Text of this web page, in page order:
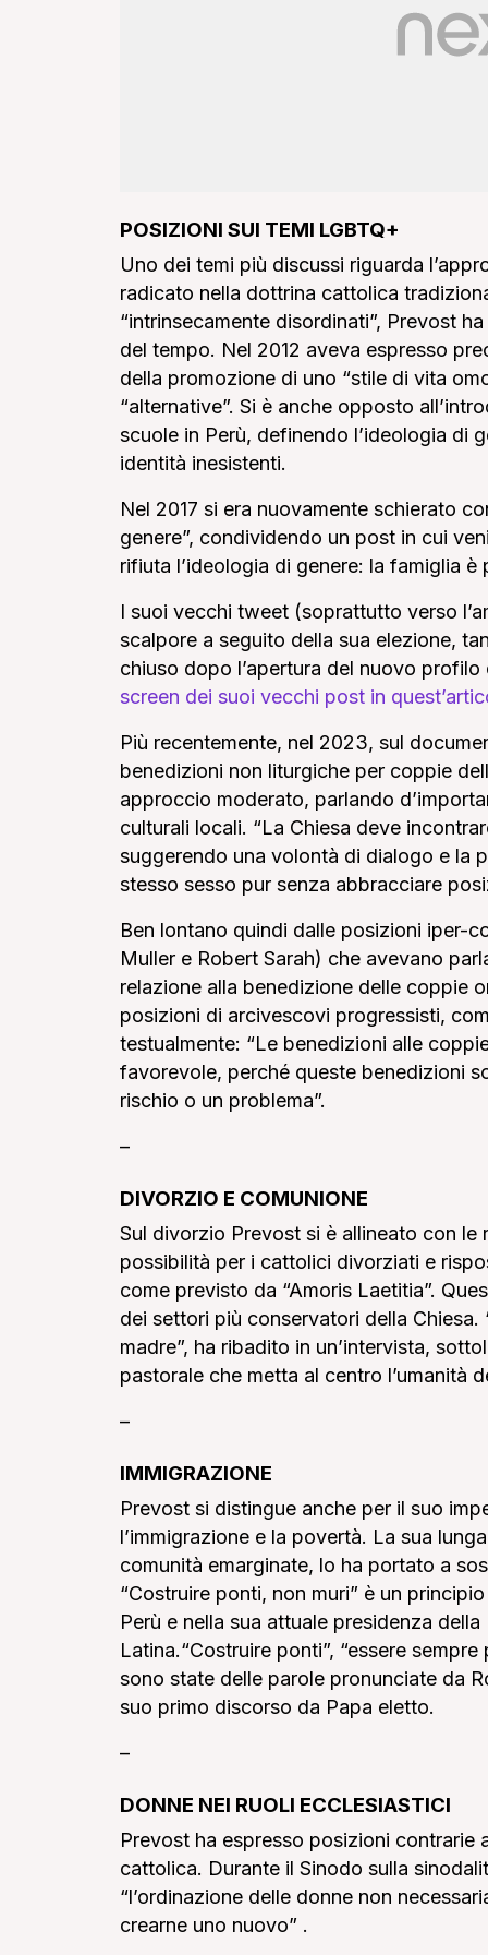
POSIZIONI SUI TEMI LGBTQ+
Uno dei temi più discussi riguarda
radicato nella dottrina cattolica
“intrinsecamente disordinati”, Prevost
del tempo. Nel 2012 aveva espresso
della promozione di uno “stile di vita
“alternative”. Si è anche opposto
scuole in Perù, definendo l’ideologia di
identità inesistenti.
Nel 2017 si era nuovamente schierato
genere”, condividendo un post in cui
rifiuta l’ideologia di genere: la famiglia è
I suoi vecchi tweet (soprattutto verso
scalpore a seguito della sua elezione,
chiuso dopo l’apertura del nuovo
screen dei suoi vecchi post in
Più recentemente, nel 2023, sul
benedizioni non liturgiche per coppie
approccio moderato, parlando
culturali locali. “La Chiesa deve
suggerendo una volontà di dialogo e la
stesso sesso pur senza abbracciare
Ben lontano quindi dalle posizioni iper-
Muller e Robert Sarah) che avevano
relazione alla benedizione delle coppie
posizioni di arcivescovi progressisti,
testualmente: “Le benedizioni alle
favorevole, perché queste benedizioni
rischio o un problema”.
–
DIVORZIO E COMUNIONE
Sul divorzio Prevost si è allineato con
possibilità per i cattolici divorziati e
come previsto da “Amoris Laetitia”.
dei settori più conservatori della Chiesa.
madre”, ha ribadito in un’intervista,
pastorale che metta al centro l’umanità
–
IMMIGRAZIONE
Prevost si distingue anche per il suo
l’immigrazione e la povertà. La sua
comunità emarginate, lo ha portato a
“Costruire ponti, non muri” è un
Perù e nella sua attuale presidenza
Latina.“Costruire ponti”, “essere
sono state delle parole pronunciate da
suo primo discorso da Papa eletto.
–
DONNE NEI RUOLI ECCLESIASTICI
Prevostha espresso posizioni contrarie
cattolica. Durante il Sinodo sulla
“l’ordinazione delle donne non
crearne uno nuovo” .